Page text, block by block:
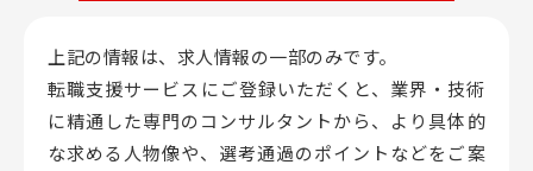
上記の情報は、求人情報の一部のみです。
転職支援サービスにご登録いただくと、業界・技術
に精通した専門のコンサルタントから、 より具体的
な求める人物像や、選考通過のポイントなどをご案